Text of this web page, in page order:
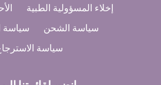
إخلاء المسؤولية الطبية
سياسة
سياسة الشحن
سياسة